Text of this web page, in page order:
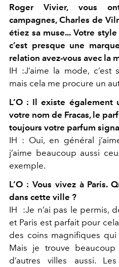
Roger Vivier, vous
campagnes, Charles de
étiez sa muse... Votre
c’est presque une
relation avez-vous avec la
IH :J’aime la mode, c’est
mais cela me procure un
L’O : Il existe
votre nom de Fracas, le
toujours votre parfum
IH : Oui, en général
j’aime beaucoup aussi
exemple.
L’O : Vous vivez à Paris.
dans cette ville ?
IH :Je n’ai pas le permis,
et Paris est parfait pour
des coins magnifiques qui
Mais je trouve
d’autres villes aussi.